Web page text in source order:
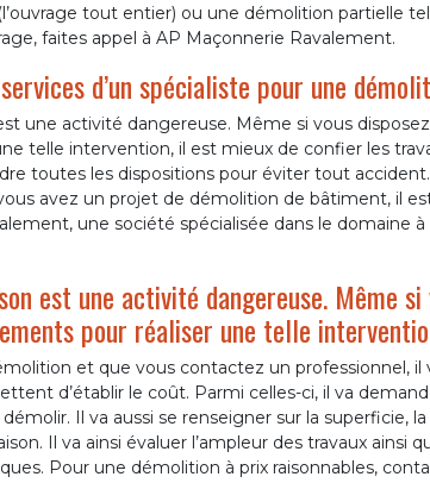
tout entier) ou une démolition partielle tel
faites appel à AP Maçonnerie Ravalement.
d’un spécialiste pour une
une activité dangereuse. Même si vous
telle intervention, il est mieux de confier les
toutes les dispositions pour éviter tout
avez un projet de démolition de bâtiment, il
une société spécialisée dans le domaine à
est une activité dangereuse. Même si
pour réaliser une telle
et que vous contactez un professionnel, il
d’établir le coût. Parmi celles-ci, il va
Il va aussi se renseigner sur la superficie,
Il va ainsi évaluer l’ampleur des travaux ainsi
Pour une démolition à prix raisonnables,